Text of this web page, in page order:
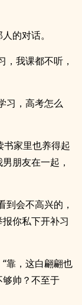
的对话。
，我课都不听，
习，高考怎么
书家里也养得起
朋友在一起，
到会不高兴的，
你私下开补习
靠，这白翩翩也
帅？不至于